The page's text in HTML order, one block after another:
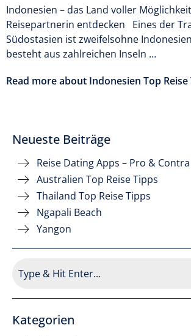
Indonesien – das Land voller
Reisepartnerin entdecken Eines der
Südostasien ist zweifelsohne
besteht aus zahlreichen Inseln …
Read more about Indonesien Top Reise
Neueste Beiträge
Reise Dating Apps – Pro & Contra
Australien Top Reise Tipps
Thailand Top Reise Tipps
Ngapali Beach
Yangon
Kategorien